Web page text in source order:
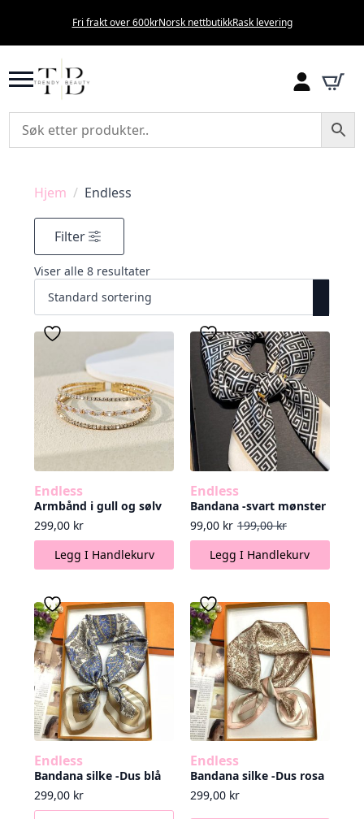
Fri frakt over 600krNorsk nettbutikkRask levering
Hjem Endless
Filter
Viser alle 8 resultater
Endless
Armbånd i gull og sølv
299,00 kr
Legg I Handlekurv
Endless
Bandana -svart mønster
199,00kr
Opprinnelig pris var: 199,00 kr.
99,00 kr
Nåværende pris er: 99,00 kr.
Legg I Handlekurv
Endless
Bandana silke -Dus blå
299,00 kr
Endless
Bandana silke -Dus rosa
299,00 kr